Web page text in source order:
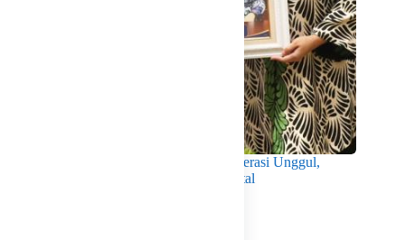
Wabup Intan Dorong Mahasiswa Jadi Generasi Unggul,
Berkarakter dan Sadar Hukum di Era Digital